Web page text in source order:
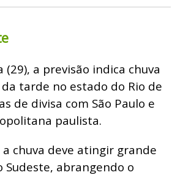
(29), a previsão indica chuva
tarde no estado do Rio de
de divisa com São Paulo e
paulista.
a chuva deve atingir grande
Sudeste, abrangendo o